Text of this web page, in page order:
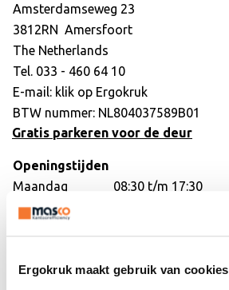
Ergokruk maakt gebruik van cookies
Amsterdamseweg 23
3812RN Amersfoort
The Netherlands
Tel. 033 - 460 64 10
E-mail: klik op Ergokruk
BTW nummer: NL804037589B01
Gratis parkeren voor de deur
Openingstijden
Maandag
08:30 t/m 17:30
Dinsdag
Vrijdag
08:30 t/m 17:30